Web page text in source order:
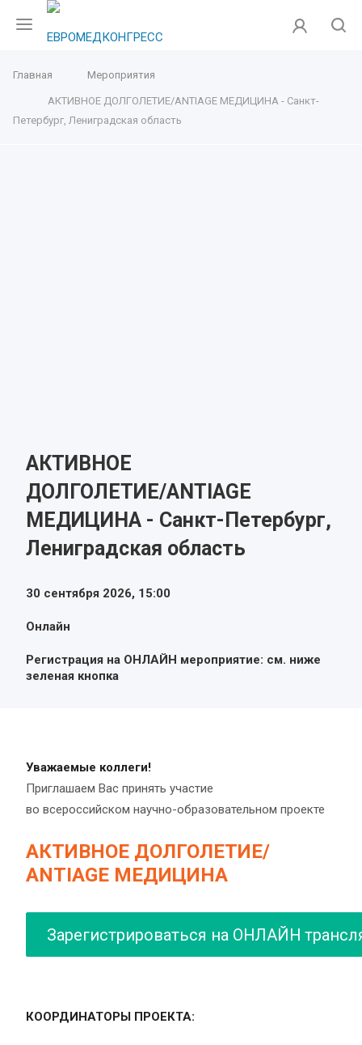
Главная Мероприятия
АКТИВНОЕ ДОЛГОЛЕТИЕ/ANTIAGE МЕДИЦИНА - Санкт-
Петербург, Лениградская область
АКТИВНОЕ
ДОЛГОЛЕТИЕ/ANTIAGE
МЕДИЦИНА - Санкт-Петербург,
Лениградская область
30 сентября 2026, 15:00
Онлайн
Регистрация на ОНЛАЙН мероприятие: см. ниже
зеленая кнопка
Уважаемые коллеги!
Приглашаем Вас принять участие
во всероссийском научно-образовательном проекте
АКТИВНОЕ ДОЛГОЛЕТИЕ/
ANTIAGE МЕДИЦИНА
Зарегистрироваться на ОНЛАЙН
КООРДИНАТОРЫ ПРОЕКТА: